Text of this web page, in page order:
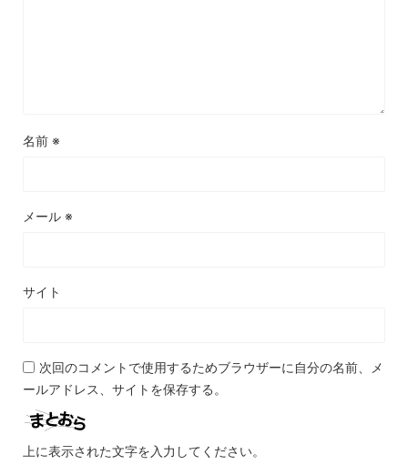
名前 ※
メール ※
サイト
次回のコメントで使用するためブラウザーに自分の名前、メ
ールアドレス、サイトを保存する。
上に表示された文字を入力してください。